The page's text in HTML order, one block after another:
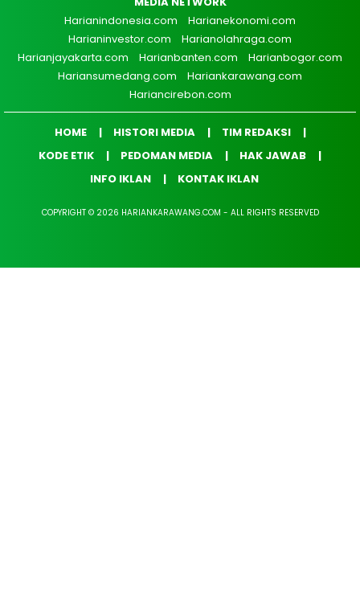
Harianindonesia.com
Harianekonomi.com
Harianinvestor.com
Harianolahraga.com
Harianjayakarta.com
Harianbanten.com
Harianbogor.com
Hariansumedang.com
Hariankarawang.com
Hariancirebon.com
HOME HISTORI MEDIA
TIM REDAKSI
KODE ETIK
PEDOMAN MEDIA
HAK JAWAB
INFO IKLAN
KONTAK IKLAN
COPYRIGHT © 2026 HARIANKARAWANG.COM - ALL RIGHTS RESERVED